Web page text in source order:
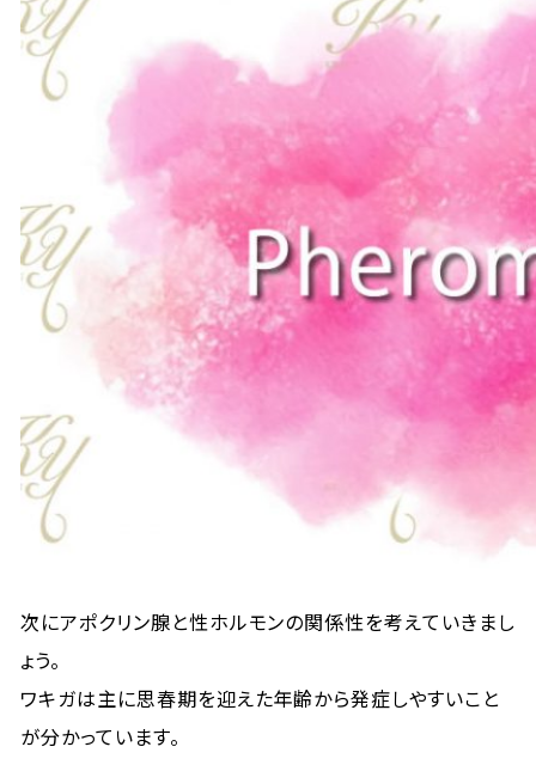
次にアポクリン腺と性ホルモンの関係性を考えていきまし
ょう。
ワキガは主に思春期を迎えた年齢から発症しやすいこと
が分かっています。